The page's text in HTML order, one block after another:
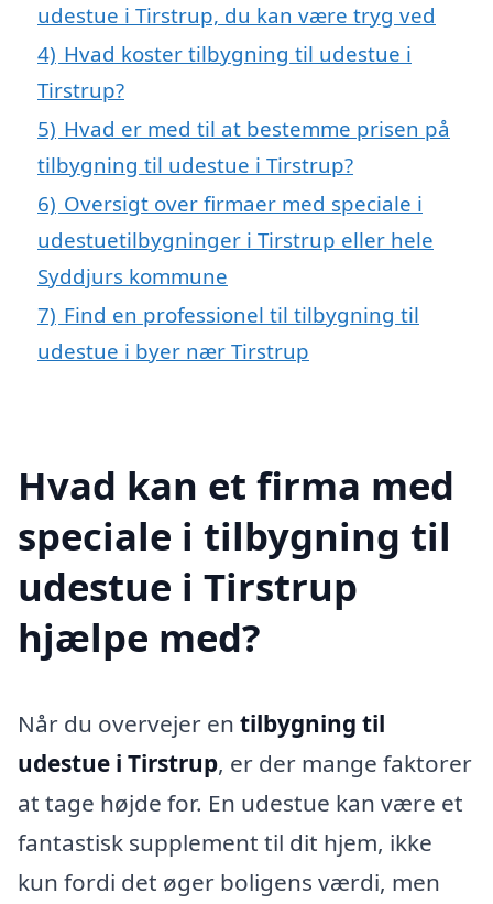
udestue i Tirstrup, du kan være tryg ved
4) Hvad koster tilbygning til udestue i
Tirstrup?
5) Hvad er med til at bestemme prisen på
tilbygning til udestue i Tirstrup?
6) Oversigt over firmaer med speciale i
udestuetilbygninger i Tirstrup eller hele
Syddjurs kommune
7) Find en professionel til tilbygning til
udestue i byer nær Tirstrup
Hvad kan et firma med
speciale i tilbygning til
udestue i Tirstrup
hjælpe med?
Når du overvejer en tilbygning til
udestue i Tirstrup, er der mange faktorer
at tage højde for. En udestue kan være et
fantastisk supplement til dit hjem, ikke
kun fordi det øger boligens værdi, men